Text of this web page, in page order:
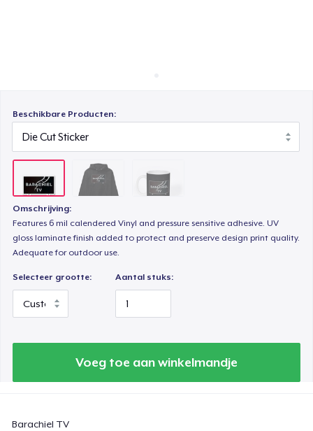
Beschikbare Producten:
Omschrijving:
Features 6 mil calendered Vinyl and pressure sensitive adhesive. UV
gloss laminate finish added to protect and preserve design print quality.
Adequate for outdoor use.
Selecteer grootte: Aantal stuks:
Voeg toe aan winkelmandje
Barachiel TV